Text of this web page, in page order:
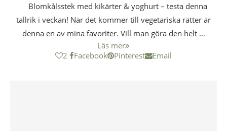
Blomkålsstek med kikärter & yoghurt – testa denna
tallrik i veckan! När det kommer till vegetariska rätter är
denna en av mina favoriter. Vill man göra den helt …
Läs mer
2
Facebook Pinterest Email